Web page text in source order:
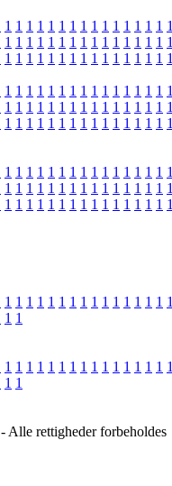
1 1 1 1 1 1 1 1 1 1 1 1 1 1 1 1
1 1 1 1 1 1 1 1 1 1 1 1 1 1 1 1
1 1 1 1 1 1 1 1 1 1 1 1 1 1 1 1
1 1 1 1 1 1 1 1 1 1 1 1 1 1 1 1
1 1 1 1 1 1 1 1 1 1 1 1 1 1 1 1
1 1 1 1 1 1 1 1 1 1 1 1 1 1 1 1
1 1 1 1 1 1 1 1 1 1 1 1 1 1 1 1
1 1 1 1 1 1 1 1 1 1 1 1 1 1 1 1
1 1 1 1 1 1 1 1 1 1 1 1 1 1 1 1
1 1 1 1 1 1 1 1 1 1 1 1 1 1 1 1
1 1
1 1 1 1 1 1 1 1 1 1 1 1 1 1 1 1
1 1
- Alle rettigheder forbeholdes